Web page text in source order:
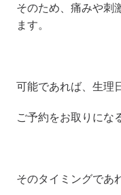
そのため、痛みや刺
ます。
可能であれば、生理
ご予約をお取りにな
そのタイミングであ